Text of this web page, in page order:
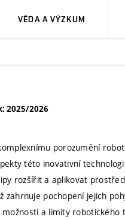
VĚDA A VÝZKUM
2025/2026
porozumění
této inovativní
rozšířit a aplikovat
zahrnuje pochopení jejich
možnosti a limity